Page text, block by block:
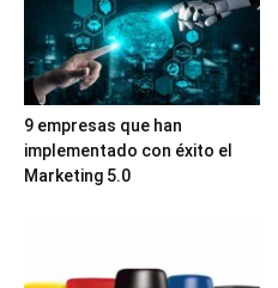
9 empresas que han
implementado con éxito el
Marketing 5.0